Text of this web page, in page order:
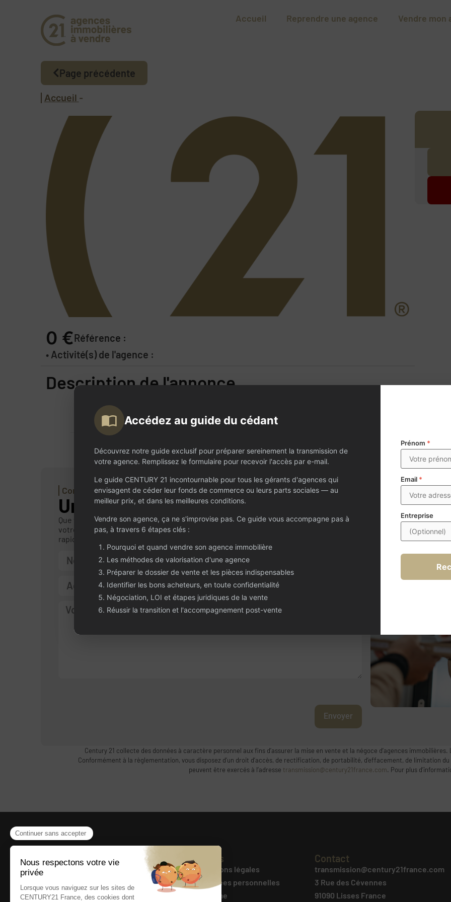
Accueil Reprendre une agence Vendre mon
Page précédente
Accueil -
0 €Référence :
• Activité(s) de l'agence :
Description de l'annonce
Contactez-nous
Un projet ou une question ?
Que vous envisagiez de céder ou d’acheter une agence immobilière, CENTURY 21 est à
votre écoute. Partagez votre projet dans le formulaire : notre équipe vous contactera
rapidement, en toute confidentialité.
Envoyer
Century 21 collecte des données à caractère personnel aux fins d’assurer la mise en vente et la négoce d’agences
Conformément à la règlementation, vous disposez d’un droit d’accès, de rectification, de portabilité, d’effacement, de limitation
peuvent être exercés à l’adresse transmission@century21france.com. Pour plus
Présentation
Actualités
Liens
Mentions légales
Données personnelles
Barème
Contact
transmission@century21france.com
3 Rue des Cévennes
91090 Lisses France
Accédez au guide du cédant
Découvrez notre guide exclusif pour préparer sereinement la transmission de
votre agence. Remplissez le formulaire pour recevoir l'accès par e-mail.
Le guide CENTURY 21 incontournable pour tous les gérants d'agences qui
envisagent de céder leur fonds de commerce ou leurs parts sociales — au
meilleur prix, et dans les meilleures conditions.
Vendre son agence, ça ne s'improvise pas. Ce guide vous accompagne pas à
pas, à travers 6 étapes clés :
Pourquoi et quand vendre son agence immobilière
Les méthodes de valorisation d'une agence
Préparer le dossier de vente et les pièces indispensables
Identifier les bons acheteurs, en toute confidentialité
Négociation, LOI et étapes juridiques de la vente
Réussir la transition et l'accompagnement post-vente
Prénom *
Email *
Entreprise